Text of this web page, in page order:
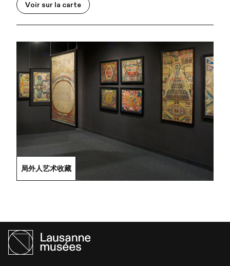
Voir sur la carte
局外人艺术收藏